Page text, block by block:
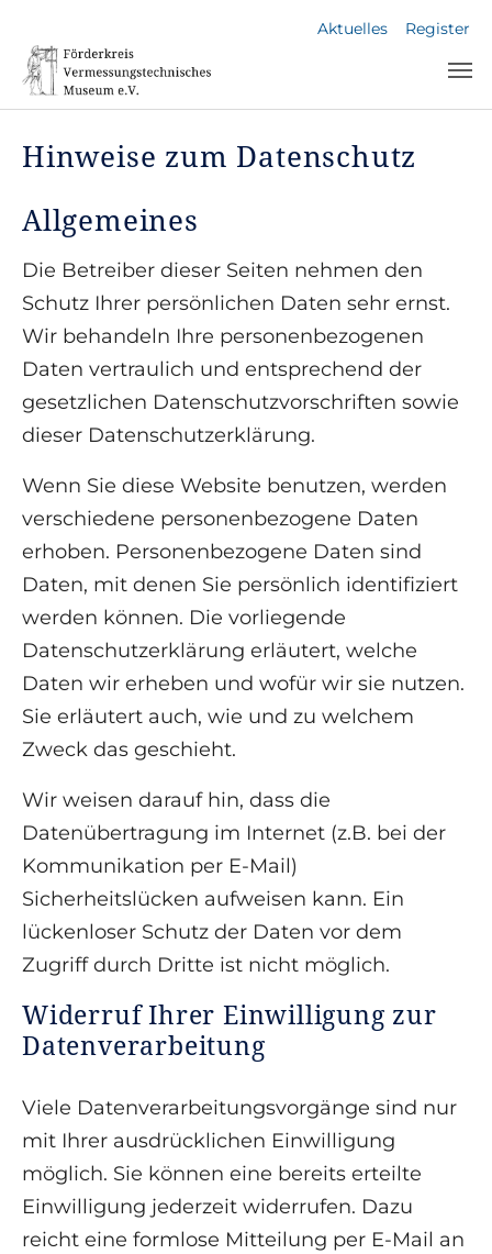
Aktuelles Register
Hinweise zum Datenschutz
Allgemeines
Die Betreiber dieser Seiten nehmen den
Schutz Ihrer persönlichen Daten sehr ernst.
Wir behandeln Ihre personenbezogenen
Daten vertraulich und entsprechend der
gesetzlichen Datenschutzvorschriften sowie
dieser Datenschutzerklärung.
Wenn Sie diese Website benutzen, werden
verschiedene personenbezogene Daten
erhoben. Personenbezogene Daten sind
Daten, mit denen Sie persönlich identifiziert
werden können. Die vorliegende
Datenschutzerklärung erläutert, welche
Daten wir erheben und wofür wir sie nutzen.
Sie erläutert auch, wie und zu welchem
Zweck das geschieht.
Wir weisen darauf hin, dass die
Datenübertragung im Internet (z.B. bei der
Kommunikation per E-Mail)
Sicherheitslücken aufweisen kann. Ein
lückenloser Schutz der Daten vor dem
Zugriff durch Dritte ist nicht möglich.
Widerruf Ihrer Einwilligung zur
Datenverarbeitung
Viele Datenverarbeitungsvorgänge sind nur
mit Ihrer ausdrücklichen Einwilligung
möglich. Sie können eine bereits erteilte
Einwilligung jederzeit widerrufen. Dazu
reicht eine formlose Mitteilung per E-Mail an